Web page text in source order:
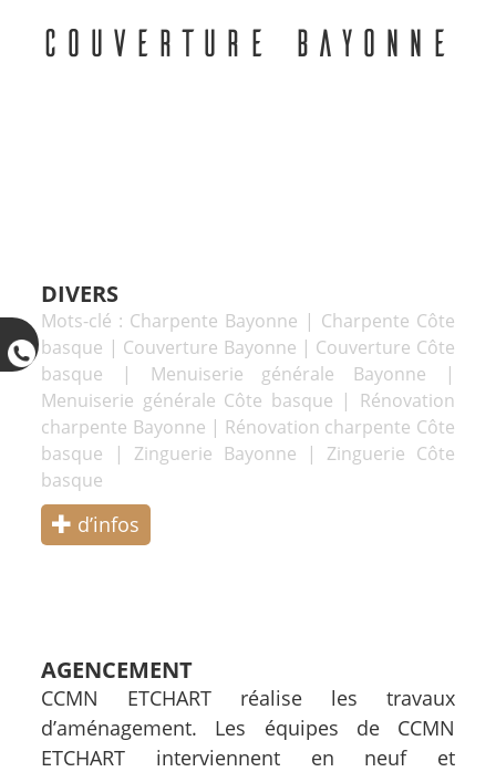
COUVERTURE BAYONNE
DIVERS
Mots-clé : Charpente Bayonne | Charpente Côte
basque | Couverture Bayonne | Couverture Côte
basque | Menuiserie générale Bayonne |
Menuiserie générale Côte basque |
Rénovation
charpente Bayonne | Rénovation charpente Côte
basque | Zinguerie Bayonne | Zinguerie Côte
basque
d’infos
AGENCEMENT
CCMN ETCHART réalise les travaux
d’aménagement. Les équipes de CCMN
ETCHART interviennent en neuf et